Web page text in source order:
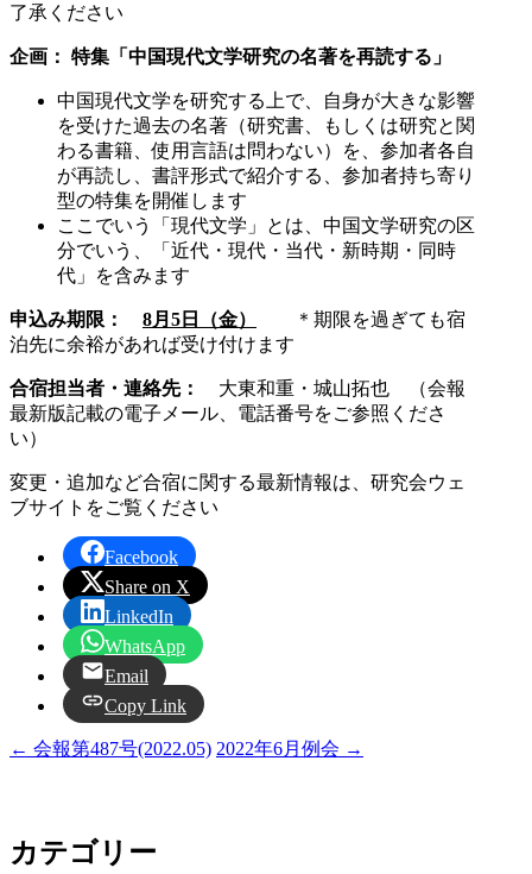
カテゴリー
了承ください
企画： 特集「中国現代文学研究の名著を再読する」
中国現代文学を研究する上で、自身が大きな影響
を受けた過去の名著（研究書、もしくは研究と関
わる書籍、使用言語は問わない）を、参加者各自
が再読し、書評形式で紹介する、参加者持ち寄り
型の特集を開催します
ここでいう「現代文学」とは、中国文学研究の区
分でいう、「近代・現代・当代・新時期・同時
代」を含みます
申込み期限： 8月5日（金）
＊期限を過ぎても宿
泊先に余裕があれば受け付けます
合宿担当者・連絡先：
大東和重・城山拓也 （会報
最新版記載の電子メール、電話番号をご参照くださ
い）
変更・追加など合宿に関する最新情報は、研究会ウェ
ブサイトをご覧ください
Facebook
Share on X
LinkedIn
WhatsApp
Email
Copy Link
← 会報第487号(2022.05) 2022年6月例会 →